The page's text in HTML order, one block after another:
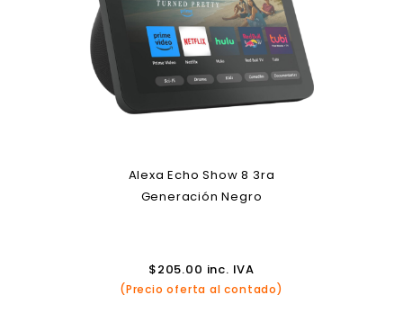
Alexa Echo Show 8 3ra
Generación Negro
$205.00 inc. IVA
(Precio oferta al contado)